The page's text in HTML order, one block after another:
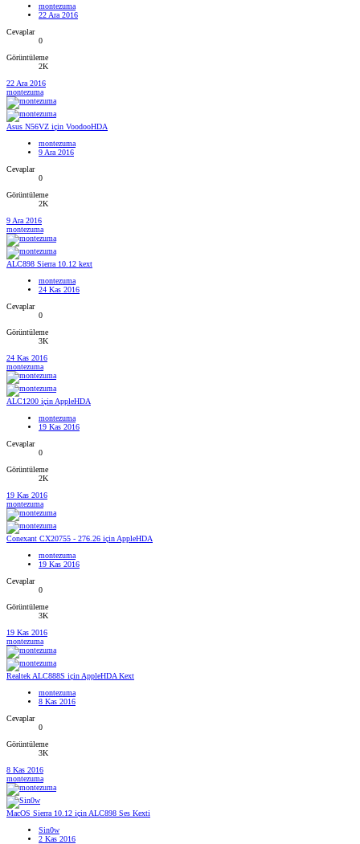
montezuma
22 Ara 2016
Cevaplar
0
Görüntüleme
2K
22 Ara 2016
montezuma
Asus N56VZ için VoodooHDA
montezuma
9 Ara 2016
Cevaplar
0
Görüntüleme
2K
9 Ara 2016
montezuma
ALC898 Sierra 10.12 kext
montezuma
24 Kas 2016
Cevaplar
0
Görüntüleme
3K
24 Kas 2016
montezuma
ALC1200 için AppleHDA
montezuma
19 Kas 2016
Cevaplar
0
Görüntüleme
2K
19 Kas 2016
montezuma
Conexant CX20755 - 276.26 için AppleHDA
montezuma
19 Kas 2016
Cevaplar
0
Görüntüleme
3K
19 Kas 2016
montezuma
Realtek ALC888S için AppleHDA Kext
montezuma
8 Kas 2016
Cevaplar
0
Görüntüleme
3K
8 Kas 2016
montezuma
MacOS Sierra 10.12 için ALC898 Ses Kexti
Sin0w
2 Kas 2016